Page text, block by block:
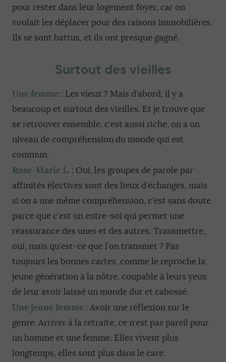
pour rester dans leur logement foyer, car on
voulait les déplacer pour des raisons immobilières.
Ils se sont battus, et ils ont presque gagné.
Surtout des vieilles
Une femme : Les vieux ? Mais d’abord, il y a
beaucoup et surtout des vieilles. Et je trouve que
se retrouver ensemble, c’est aussi riche, on a un
niveau de compréhension du monde qui est
commun.
Rose-Marie L. : Oui, les groupes de parole par
affinités électives sont des lieux d’échanges, mais
si on a une même compréhension, c’est sans doute
parce que c’est un entre-soi qui permet une
réassurance des unes et des autres. Transmettre,
oui, mais qu’est-ce que l’on transmet ? Pas
toujours les bonnes cartes, comme le reproche la
jeune génération à la nôtre, coupable à leurs yeux
de leur avoir laissé un monde dur et cabossé.
Une jeune femme : Avoir une réflexion sur le
genre. Arriver à la retraite, ce n’est pas pareil pour
un homme et une femme. Elles vivent plus
longtemps, elles sont plus dans le care.